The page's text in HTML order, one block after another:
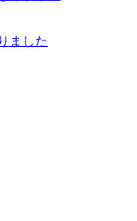
ました